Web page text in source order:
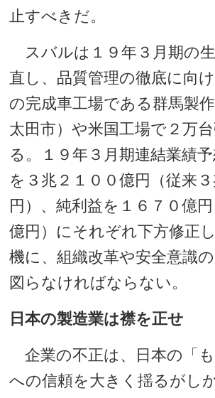
止すべきだ。
スバルは１９年３月期の
直し、品質管理の徹底に向
の完成車工場である群馬製
太田市）や米国工場で２万
る。１９年３月期連結業績
を３兆２１００億円（従来
円）、純利益を１６７０億
億円）にそれぞれ下方修正
機に、組織改革や安全意識
図らなければならない。
日本の製造業は襟を正せ
企業の不正は、日本の「も
への信頼を大きく揺るがし